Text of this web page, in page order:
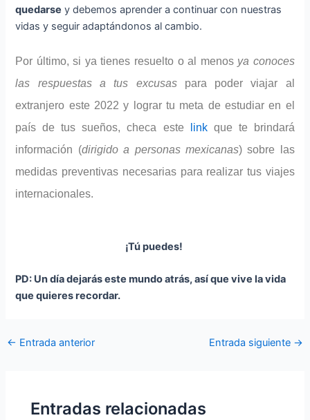
quedarse y debemos aprender a continuar con nuestras
vidas y seguir adaptándonos al cambio.
Por último, si ya tienes resuelto o al menos ya conoces
las respuestas a tus excusaspara poder viajar al
extranjero este 2022 y lograr tu meta de estudiar en el
país de tus sueños, checa este
linkque te brindará
información (dirigido a personas mexicanas) sobre las
medidas preventivas necesarias para realizar tus viajes
internacionales.
¡Tú puedes!
PD: Un día dejarás este mundo atrás, así que vive la vida
que quieres recordar.
← Entrada anterior Entrada siguiente →
Entradas relacionadas